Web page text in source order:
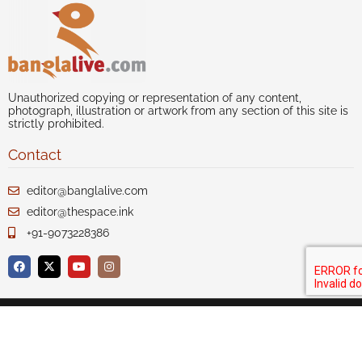
Unauthorized copying or representation of any content,
photograph, illustration or artwork from any section of this site is
strictly prohibited.
Contact
editor@banglalive.com
editor@thespace.ink
+91-9073228386